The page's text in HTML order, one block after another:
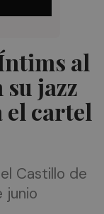
al
su jazz
el cartel
Castillo de
junio